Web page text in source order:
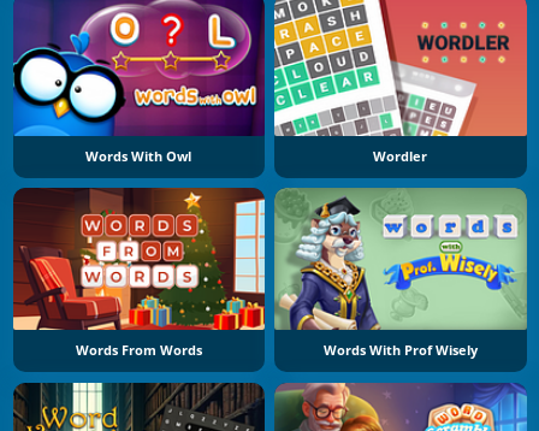
Words With Owl Wordler
Words From Words Words With Prof Wisely